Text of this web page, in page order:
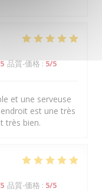
品質-価格 : 5/5
et une serveuse
est une très
très bien.
品質-価格 : 5/5